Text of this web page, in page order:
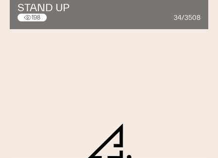
STAND UP
198 34/3508